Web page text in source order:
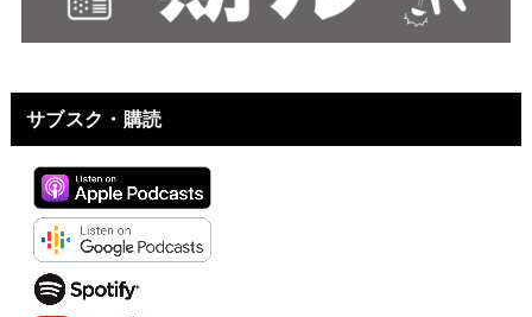
サブスク・購読